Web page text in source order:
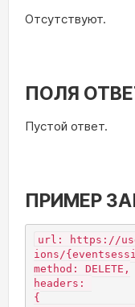
Отсутствуют.
ПОЛЯ
Пустой ответ.
ПРИМЕР
url: https://
ions/
method: DELETE,
headers:
{